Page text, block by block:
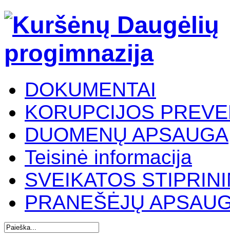
DOKUMENTAI
KORUPCIJOS
DUOMENŲ APSAUGA
Teisinė informacija
SVEIKATOS
PRANEŠĖJŲ